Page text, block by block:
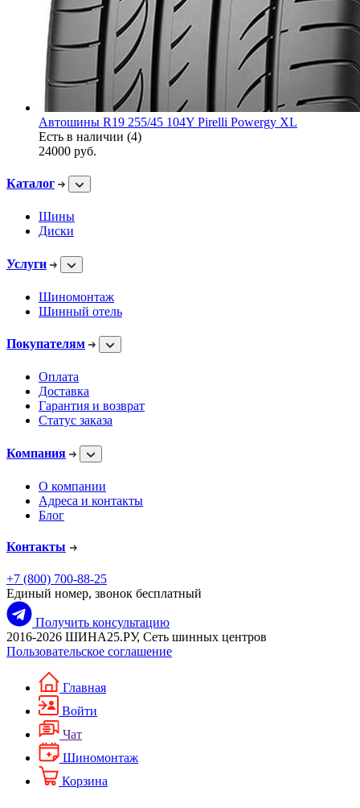
Автошины R19 255/45 104Y Pirelli Powergy XL
Есть в наличии (4)
24000 руб.
Каталог
Шины
Диски
Услуги
Шиномонтаж
Шинный отель
Покупателям
Оплата
Доставка
Гарантия и возврат
Статус заказа
Компания
О компании
Адреса и контакты
Блог
Контакты
+7 (800) 700-88-25
Единый номер, звонок бесплатный
Получить консультацию
2016-2026 ШИНА25.РУ, Сеть шинных центров
Пользовательское соглашение
Главная
Войти
Чат
Шиномонтаж
Корзина